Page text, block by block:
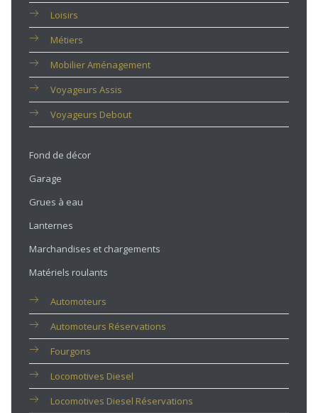
Loisirs
Métiers
Mobilier Aménagement
Voyageurs Assis
Voyageurs Debout
Fond de décor
Garage
Grues à eau
Lanternes
Marchandises et chargements
Matériels roulants
Automoteurs
Automoteurs Réservations
Fourgons
Locomotives Diesel
Locomotives Diesel Réservations